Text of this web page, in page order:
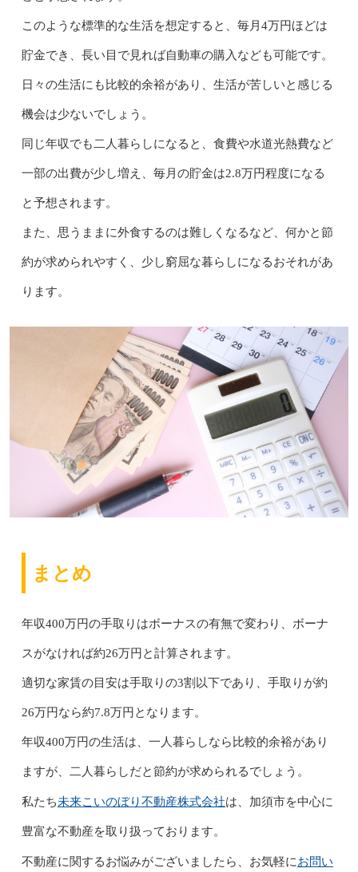
このような標準的な生活を想定すると、毎月4万円ほどは
貯金でき、長い目で見れば自動車の購入なども可能です。
日々の生活にも比較的余裕があり、生活が苦しいと感じる
機会は少ないでしょう。
同じ年収でも二人暮らしになると、食費や水道光熱費など
一部の出費が少し増え、毎月の貯金は2.8万円程度になる
と予想されます。
また、思うままに外食するのは難しくなるなど、何かと節
約が求められやすく、少し窮屈な暮らしになるおそれがあ
ります。
まとめ
年収400万円の手取りはボーナスの有無で変わり、ボーナ
スがなければ約26万円と計算されます。
適切な家賃の目安は手取りの3割以下であり、手取りが約
26万円なら約7.8万円となります。
年収400万円の生活は、一人暮らしなら比較的余裕があり
ますが、二人暮らしだと節約が求められるでしょう。
私たち未来こいのぼり不動産株式会社は、加須市を中心に
豊富な不動産を取り扱っております。
不動産に関するお悩みがございましたら、お気軽にお問い